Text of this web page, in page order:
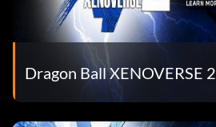
Dragon Ball XENOVERSE 2